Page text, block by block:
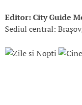
Editor: City Guide
Sediul central: